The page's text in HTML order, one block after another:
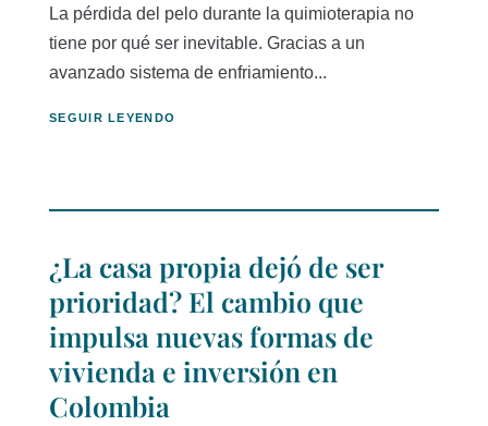
La pérdida del pelo durante la quimioterapia no
tiene por qué ser inevitable. Gracias a un
avanzado sistema de enfriamiento...
SEGUIR LEYENDO
¿La casa propia dejó de ser
prioridad? El cambio que
impulsa nuevas formas de
vivienda e inversión en
Colombia